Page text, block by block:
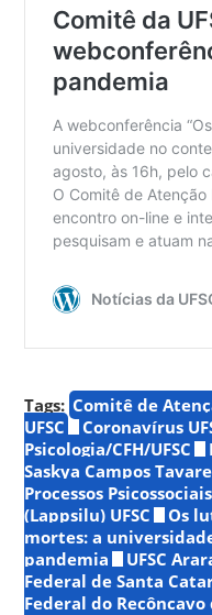
Tags: Comitê de
UFSC
Coronavírus
Psicologia/CFH/UFSC
Saskya Campos
Processos
(Lappsilu) UFSC
Os
mortes: a
pandemia
UFSC
Federal de Santa
Federal do Recôncavo